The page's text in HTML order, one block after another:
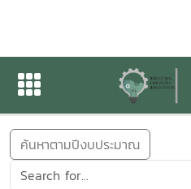
ข่าวสารกิจกรรม
ข่าวสารกิจกรรม
ค้นหาตามปีงบประมาณ